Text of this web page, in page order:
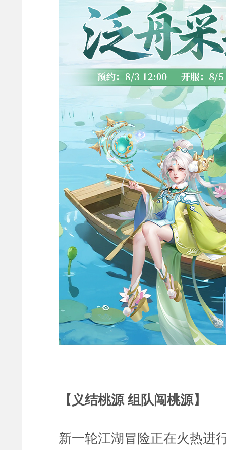
【义结桃源 组队闯桃源】
新一轮江湖冒险正在火热进